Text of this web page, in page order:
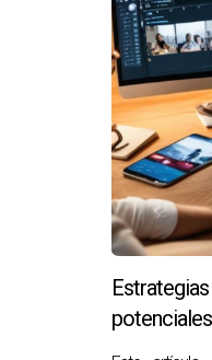
Para
en
Real
del
La
potenciales